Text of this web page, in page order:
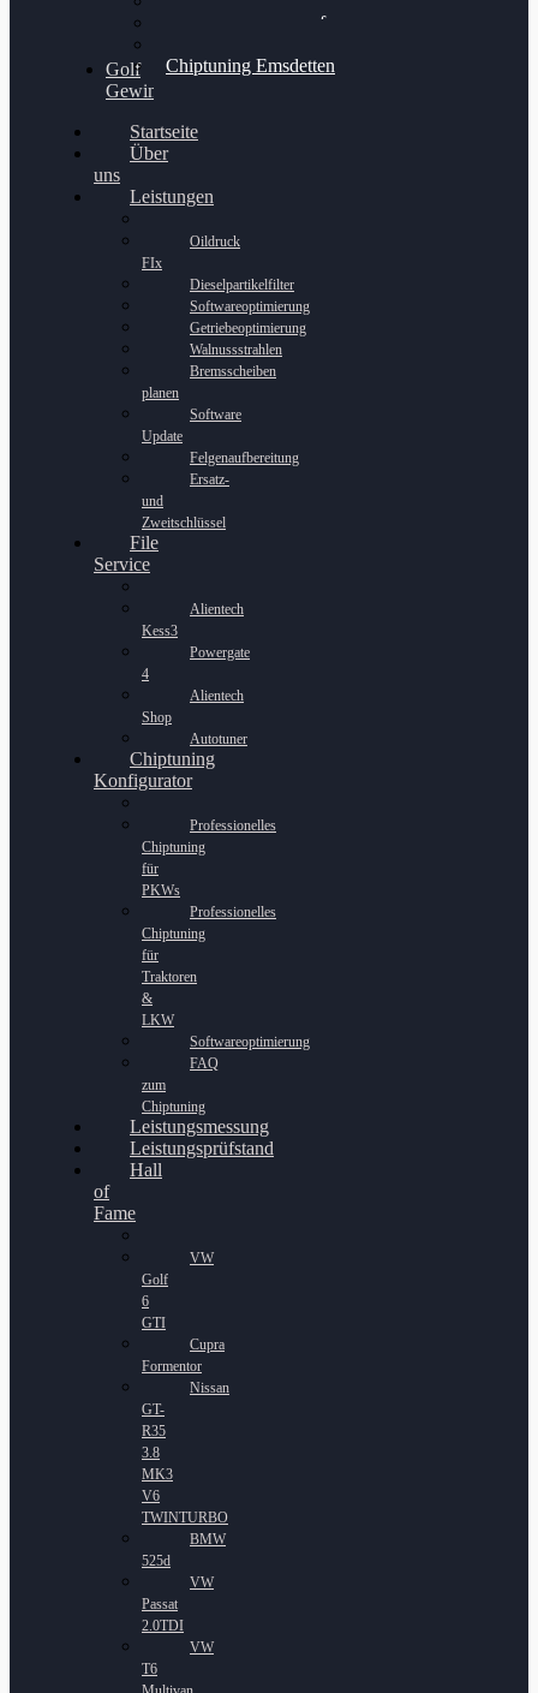
Chiptuning Schüttorf
Chiptuning Emsdetten
Golf
Gewinnspiel
Startseite
Über
uns
Leistungen
Oildruck
FIx
Dieselpartikelfilter
Softwareoptimierung
Getriebeoptimierung
Walnussstrahlen
Bremsscheiben
planen
Software
Update
Felgenaufbereitung
Ersatz-
und
Zweitschlüssel
File
Service
Alientech
Kess3
Powergate
4
Alientech
Shop
Autotuner
Chiptuning
Konfigurator
Professionelles
Chiptuning
für
PKWs
Professionelles
Chiptuning
für
Traktoren
&
LKW
Softwareoptimierung
FAQ
zum
Chiptuning
Leistungsmessung
Leistungsprüfstand
Hall
of
Fame
VW
Golf
6
GTI
Cupra
Formentor
Nissan
GT-
R35
3.8
MK3
V6
TWINTURBO
BMW
525d
VW
Passat
2.0TDI
VW
T6